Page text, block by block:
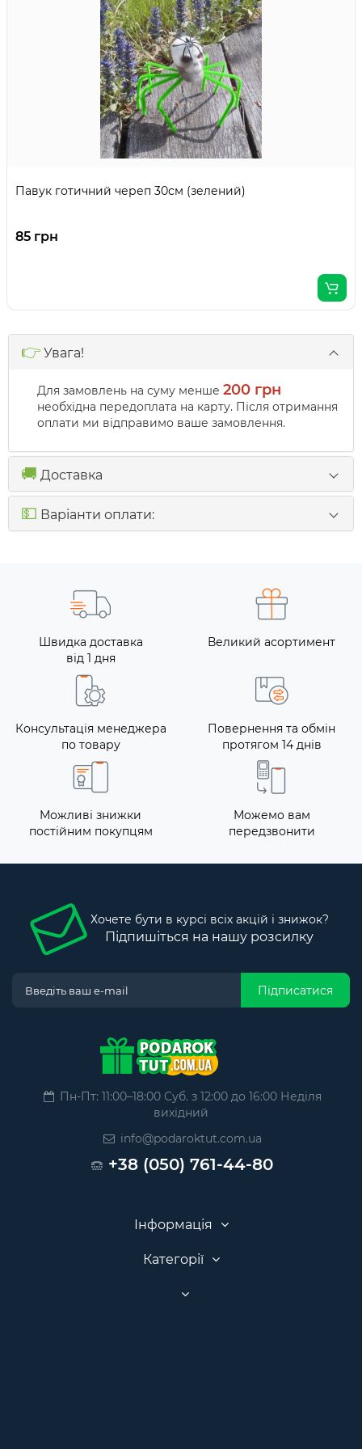
Павук готичний череп 30см (зелений)
85 грн
👉 Увага!
Для замовлень на суму менше 200 грн
необхідна передоплата на карту. Після отримання
оплати ми відправимо ваше замовлення.
🚚 Доставка
💵 Варіанти оплати:
Швидка доставка
від 1 дня
Великий асортимент
Консультація менеджера
по товару
Повернення та обмін
протягом 14 днів
Можливі знижки
постійним покупцям
Можемо вам
передзвонити
Хочете бути в курсі всіх акцій і знижок?
Підпишіться на нашу розсилку
Підписатися
Пн-Пт: 11:00–18:00 Суб. з 12:00 до 16:00 Неділя
вихідний
info@podaroktut.com.ua
+38 (050) 761-44-80
Інформація
Категорії